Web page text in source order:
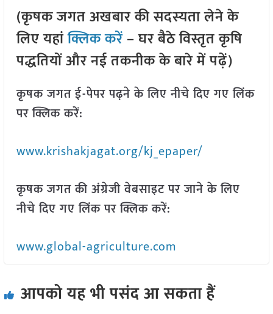
(कृषक जगत अखबार की सदस्यता लेने के
लिए यहांक्लिक करें– घर बैठे विस्तृत कृषि
पद्धतियों और नई तकनीक के बारे में पढ़ें)
कृषक जगत ई-पेपर पढ़ने के लिए नीचे दिए गए लिंक
पर क्लिक करें:
www.krishakjagat.org/kj_epaper/
कृषक जगत की अंग्रेजी वेबसाइट पर जाने के लिए
नीचे दिए गए लिंक पर क्लिक करें:
www.global-agriculture.com
आपको यह भी पसंद आ सकता हैं